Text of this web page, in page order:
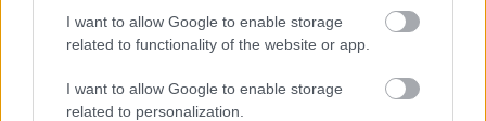
I want to allow Google to enable storage
related to functionality of the website or app.
I want to allow Google to enable storage
related to personalization.
jelentősebb földrengések, melyek a 20. század technikai
fejlődésének köszönhetően – legalábbis emberéletekben –
mind kevesebb kárt okoztak.